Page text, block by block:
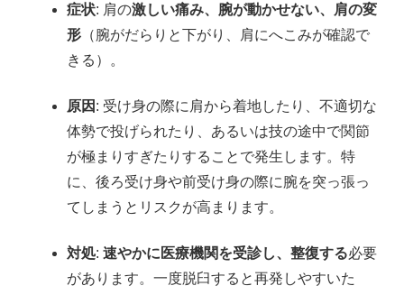
症状: 肩の激しい痛み、腕が動かせない、肩の変
形 （腕がだらりと下がり、肩にへこみが確認で
きる）。
原因 : 受け身の際に肩から着地したり、不適切な
体勢で投げられたり、あるいは技の途中で関節
が極まりすぎたりすることで発生します。特
に、後ろ受け身や前受け身の際に腕を突っ張っ
てしまうとリスクが高まります。
対処:速やかに医療機関を受診し、整復する必要
があります。一度脱臼すると再発しやすいた